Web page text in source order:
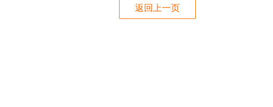
返回上一页